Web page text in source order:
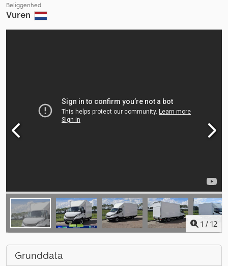
Beliggenhed
Vuren
1 / 12
Grunddata